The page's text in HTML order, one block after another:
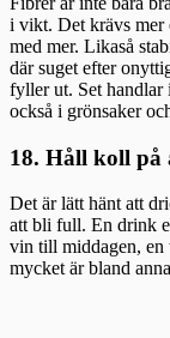
i vikt. Det krävs mer
med mer. Likaså
där suget efter
fyller ut. Set
också i grönsaker
18. Håll koll på
Det är lätt hänt att
att bli full. En drink
vin till middagen, en
mycket är bland